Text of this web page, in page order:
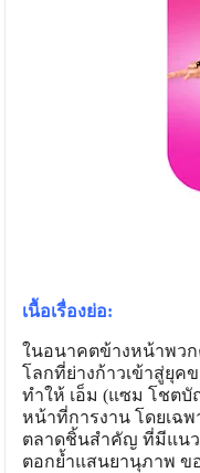
เนื้อเรื่องย่อ:
ในอนาคตข้างหน้าพว
โลกที่ย่างก้าวเข้าสู่ยุค
ทำให้ เอ็ม (แซม โชต
หน้าที่การงาน โดยเฉ
ตลาดชิ้นสำคัญ ที่มีแน
ตอกย้ำแสนยานุภาพ ข